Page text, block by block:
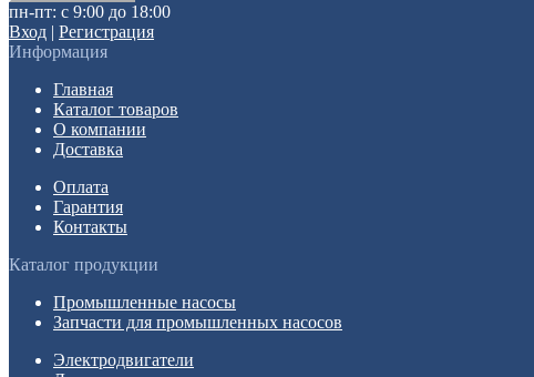
пн-пт: с 9:00 до 18:00
Вход | Регистрация
Информация
Главная
Каталог товаров
О компании
Доставка
Оплата
Гарантия
Контакты
Каталог продукции
Промышленные насосы
Запчасти для промышленных насосов
Электродвигатели